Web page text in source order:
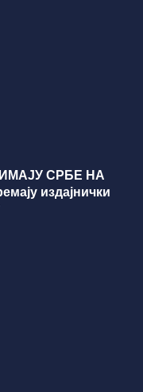
СРБЕ НА
издајнички